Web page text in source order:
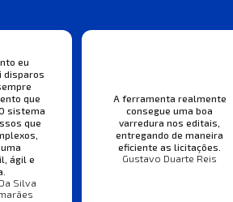
eu
disparos
que
sistema
que
ágil e
Silva
A ferramenta realmente
consegue uma boa
varredura nos editais,
entregando de maneira
eficiente as licitações.
Gustavo Duarte Reis